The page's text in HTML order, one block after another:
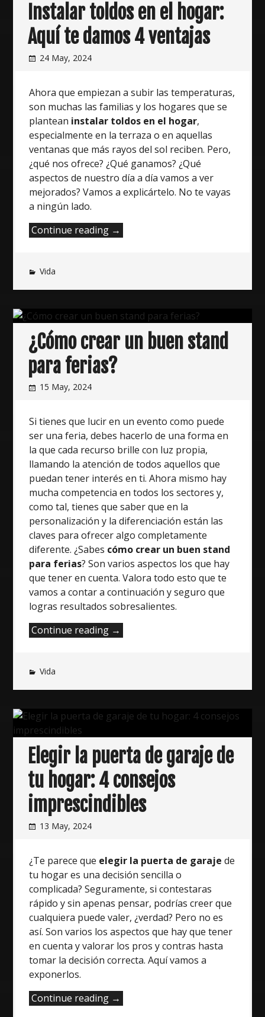
Instalar toldos en el hogar:
Aquí te damos 4 ventajas
24 May, 2024
Ahora que empiezan a subir las temperaturas,
son muchas las familias y los hogares que se
plantean instalar toldos en el hogar,
especialmente en la terraza o en aquellas
ventanas que más rayos del sol reciben. Pero,
¿qué nos ofrece? ¿Qué ganamos? ¿Qué
aspectos de nuestro día a día vamos a ver
mejorados? Vamos a explicártelo. No te vayas
a ningún lado.
Continue reading “Instalar
te
ventajas”
→
Vida
¿Cómo crear un buen stand
para ferias?
15 May, 2024
Si tienes que lucir en un evento como puede
ser una feria, debes hacerlo de una forma en
la que cada recurso brille con luz propia,
llamando la atención de todos aquellos que
puedan tener interés en ti. Ahora mismo hay
mucha competencia en todos los sectores y,
como tal, tienes que saber que en la
personalización y la diferenciación están las
claves para ofrecer algo completamente
diferente. ¿Sabes cómo crear un buen stand
para ferias? Son varios aspectos los que hay
que tener en cuenta. Valora todo esto que te
vamos a contar a continuación y seguro que
logras resultados sobresalientes.
Continue reading “¿Cómo
ferias?”
→
Vida
Elegir la puerta de garaje de
tu hogar: 4 consejos
imprescindibles
13 May, 2024
¿Te parece que elegir la puerta de garaje de
tu hogar es una decisión sencilla o
complicada? Seguramente, si contestaras
rápido y sin apenas pensar, podrías creer que
cualquiera puede valer, ¿verdad? Pero no es
así. Son varios los aspectos que hay que tener
en cuenta y valorar los pros y contras hasta
tomar la decisión correcta. Aquí vamos a
exponerlos.
Continue reading “Elegir
→